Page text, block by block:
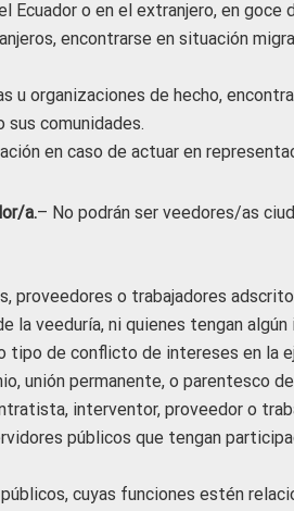
Ecuador o en el extranjero, en goce
encontrarse en situación
u organizaciones de hecho,
comunidades.
en caso de actuar en
a.– No podrán ser veedores/as
proveedores o trabajadores
la veeduría, ni quienes tengan
de conflicto de intereses en la
unión permanente, o parentesco
interventor, proveedor o
públicos que tengan
cuyas funciones estén